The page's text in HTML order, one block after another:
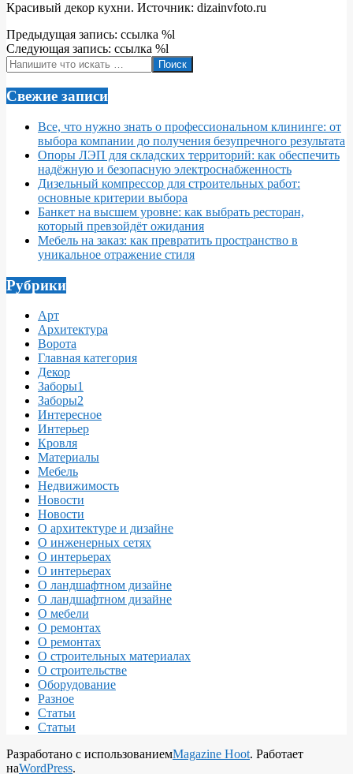
Красивый декор кухни. Источник: dizainvfoto.ru
2022-
05-
06
Предыдущая запись: ссылка %l
Следующая запись: ссылка %l
Поиск
Свежие записи
Все, что нужно знать о профессиональном клининге: от
выбора компании до получения безупречного результата
Опоры ЛЭП для складских территорий: как обеспечить
надёжную и безопасную электроснабженность
Дизельный компрессор для строительных работ:
основные критерии выбора
Банкет на высшем уровне: как выбрать ресторан,
который превзойдёт ожидания
Мебель на заказ: как превратить пространство в
уникальное отражение стиля
Рубрики
Арт
Архитектура
Ворота
Главная категория
Декор
Заборы1
Заборы2
Интересное
Интерьер
Кровля
Материалы
Мебель
Недвижимость
Новости
Новости
О архитектуре и дизайне
О инженерных сетях
О интерьерах
О интерьерах
О ландшафтном дизайне
О ландшафтном дизайне
О мебели
О ремонтах
О ремонтах
О строительных материалах
О строительстве
Оборудование
Разное
Статьи
Статьи
Разработано с использованиемMagazine Hoot. Работает
наWordPress.